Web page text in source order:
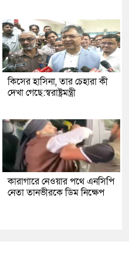
কিসের হাসিনা, তার চেহারা কী
দেখা গেছে:স্বরাষ্ট্রমন্ত্রী
কারাগারে নেওয়ার পথে এনসিপি
নেতা তানভীরকে ডিম নিক্ষেপ